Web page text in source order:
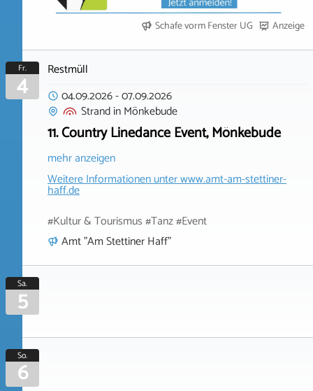
Schafe vorm Fenster UG Anzeige
Fr.
4
Restmüll
04.09.2026-07.09.2026
StrandinMönkebude
11. Country Linedance Event, Mönkebude
mehr anzeigen
Weitere Informationen unterwww.amt-am-stettiner-
haff.de
#Kultur & Tourismus #Tanz #Event
Amt "Am Stettiner Haff"
Sa.
5
So.
6